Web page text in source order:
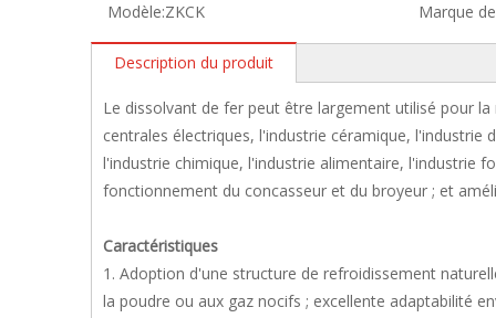
Modèle:ZKCK Marque
Description du produit
Le dissolvant de fer peut être largement utilisé pour
centrales électriques, l'industrie céramique,
l'industrie chimique, l'industrie alimentaire, l'industrie
fonctionnement du concasseur et du broyeur ; et
Caractéristiques
1. Adoption d'une structure de refroidissement
la poudre ou aux gaz nocifs ; excellente adaptabilité